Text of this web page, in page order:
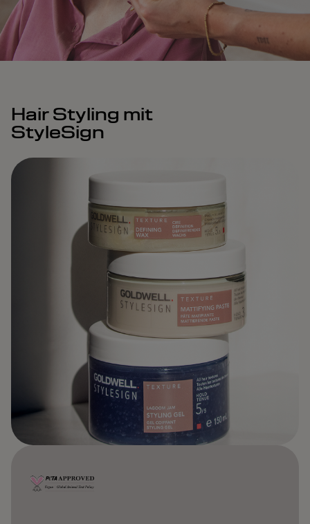
Hair Styling mit
StyleSign